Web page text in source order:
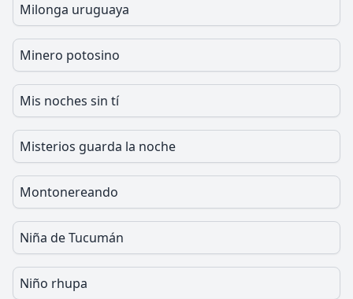
Milonga uruguaya
Minero potosino
Mis noches sin tí
Misterios guarda la noche
Montonereando
Niña de Tucumán
Niño rhupa